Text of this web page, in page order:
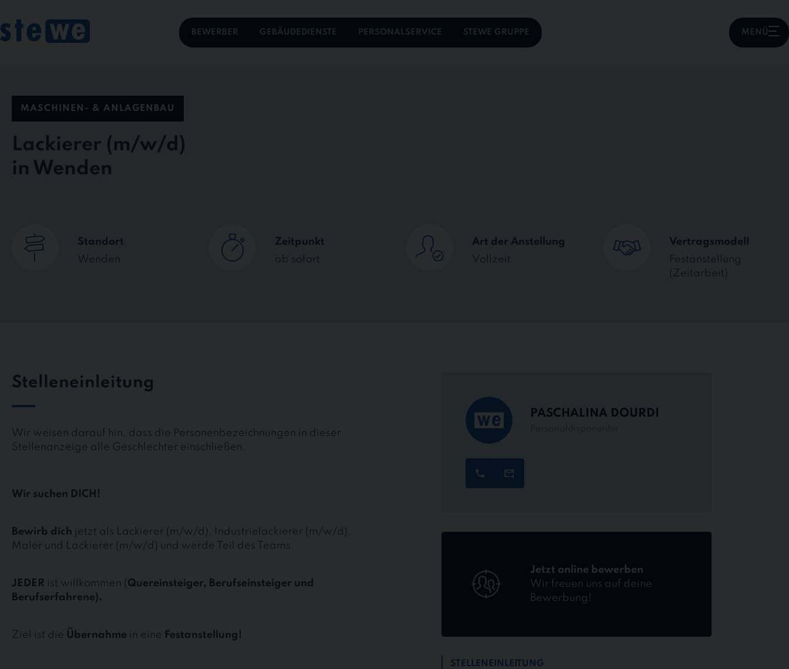
BEWERBER GEBÄUDEDIENSTE PERSONALSERVICE STEWE GRUPPE MENÜ
content
MASCHINEN- & ANLAGENBAU
Lackierer
in Wenden
Standort
Wenden
Zeitpunkt
ab sofort
Art der Anstellung
Vollzeit
Vertragsmodell
Festanstellung
(Zeitarbeit)
Stelleneinleitung
Wir weisen darauf hin, dass die Personenbezeichnungen in dieser
Stellenanzeige alle Geschlechter einschließen.
Wir suchen DICH!
Bewirb dich jetzt als Lackierer (m/w/d), Industrielackierer (m/w/d),
Maler und Lackierer (m/w/d) und werde Teil des Teams.
JEDER ist willkommen (Quereinsteiger, Berufseinsteiger und
Berufserfahrene).
Ziel ist die Übernahme in eine Festanstellung!
PASCHALINA DOURDI
Jetzt online bewerben
Wir freuen uns auf deine
Bewerbung!
STELLENEINLEITUNG